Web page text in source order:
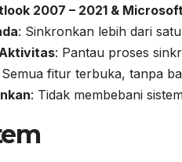
2007 – 2021 &
: Sinkronkan lebih dari
: Pantau proses
Semua fitur terbuka, tanpa
: Tidak membebani